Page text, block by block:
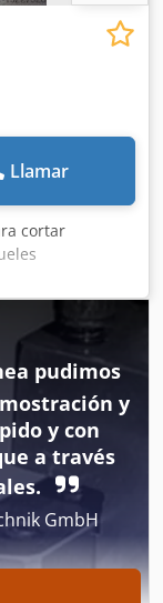
Llamar
cortar
Crodpfx
pudimos
y
y con
a través
GmbH